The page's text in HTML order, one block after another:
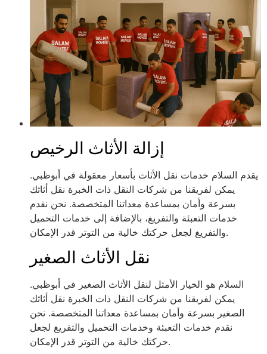
إزالة الأثاث الرخيص
يقدم السلام خدمات نقل الأثاث بأسعار معقولة في أبوظبي.
يمكن لفريقنا من شركات النقل ذات الخبرة نقل أثاثك
بسرعة وأمان بمساعدة معداتنا المتخصصة. نحن نقدم
خدمات التعبئة والتفريغ، بالإضافة إلى خدمات التحميل
والتفريغ لجعل حركتك خالية من التوتر قدر الإمكان.
نقل الأثاث الصغير
السلام هو الخيار الأمثل لنقل الأثاث الصغير في أبوظبي.
يمكن لفريقنا من شركات النقل ذات الخبرة نقل أثاثك
الصغير بسرعة وأمان بمساعدة معداتنا المتخصصة. نحن
نقدم خدمات التعبئة وخدمات التحميل والتفريغ لجعل
حركتك خالية من التوتر قدر الإمكان.